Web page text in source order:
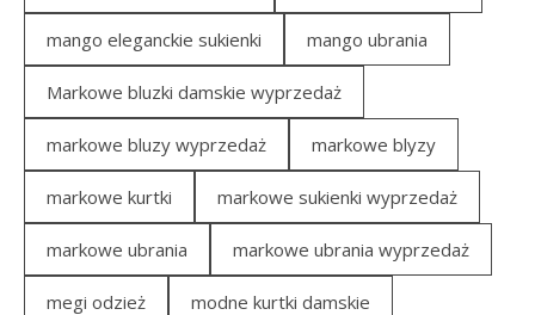
mango eleganckie sukienki mango ubrania
Markowe bluzki damskie wyprzedaż
markowe bluzy wyprzedaż markowe blyzy
markowe kurtki markowe sukienki wyprzedaż
markowe ubrania markowe ubrania wyprzedaż
megi odzież modne kurtki damskie